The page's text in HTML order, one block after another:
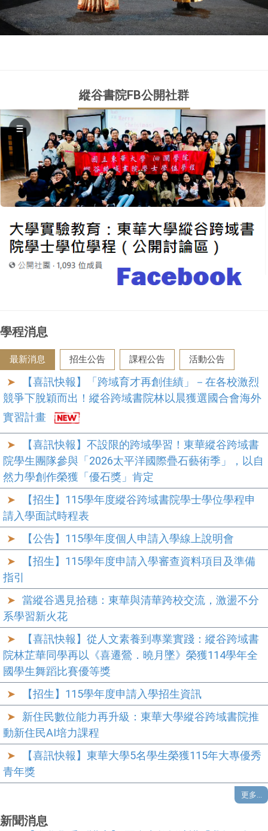
縱谷書院FB公開社群
學程消息
最新消息 招生公告 課程公告 活動公告
【喜訊快報】「跨域育才再創佳績」－在各校激烈
競爭下脫穎而出！縱谷跨域書院林以晨獲選國合會海外
實習計畫
【喜訊快報】不設限的跨域學習！東華縱谷跨域書
院學生團隊參與「2026太平洋國際疊石藝術季」，以自
然力學創作榮獲「優石獎」肯定
【招生】115學年度縱谷跨域書院學士學位學程申
請入學面試時程表
【公告】115學年度個人申請入學線上說明會
【招生】115學年度申請入學審查資料項目及準備
指引
當縱谷遇見拾穗：東華與清華跨校交流，激盪不分
系學習新火花
【喜訊快報】從人文素養到專業實踐：縱谷跨域書
院林芷華同學再以《喜遷鶯．曉月墜》榮獲114學年全
國學生舞蹈比賽優等獎
【招生】115學年度申請入學招生資訊
新住民數位能力再升級：東華大學縱谷跨域書院推
動新住民AI培力課程
【喜訊快報】東華大學5名學生榮獲115年大專優秀
青年獎
更多...
新聞消息
當縱谷遇見拾穗：東華與清華跨校交流，激盪不分
系學習新火花
新住民數位能力再升級：東華大學縱谷跨域書院推